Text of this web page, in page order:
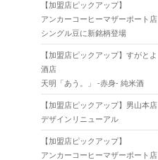
【加盟店ピックアップ】
アンカーコーヒーマザーポート店
シングル豆に新銘柄登場
【加盟店ピックアップ】すがとよ
酒店
天明「あう。」 -赤身- 純米酒
【加盟店ピックアップ】男山本店
デザインリニューアル
【加盟店ピックアップ】
アンカーコーヒーマザーポート店